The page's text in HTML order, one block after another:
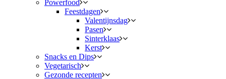
Powerfood
Feestdagen
Valentijnsdag
Pasen
Sinterklaas
Kerst
Snacks en Dips
Vegetarisch
Gezonde recepten